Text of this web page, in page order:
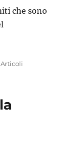
che sono
Categorie
Articoli